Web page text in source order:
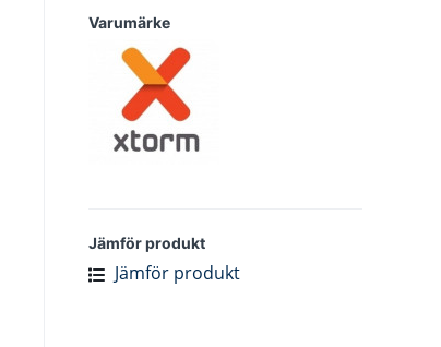
Varumärke
Jämför produkt
Jämför produkt